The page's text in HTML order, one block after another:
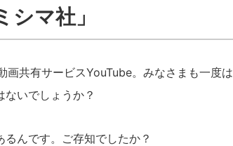
マ社」
共有サービスYouTube。みなさまも一度は
いでしょうか？
んです。ご存知でしたか？